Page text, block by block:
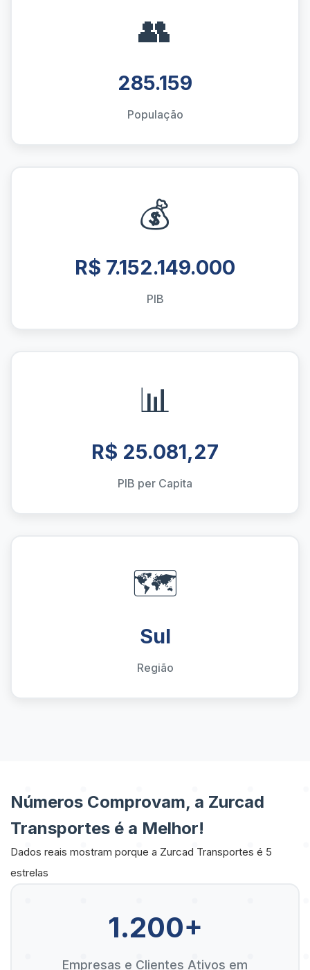
👥
285.159
População
💰
R$ 7.152.149.000
PIB
📊
R$ 25.081,27
PIB per Capita
🗺️
Sul
Região
Números Comprovam, a Zurcad
Transportes é a Melhor!
Dados reais mostram porque a Zurcad Transportes é 5
estrelas
1.200+
Empresas e Clientes Ativos em